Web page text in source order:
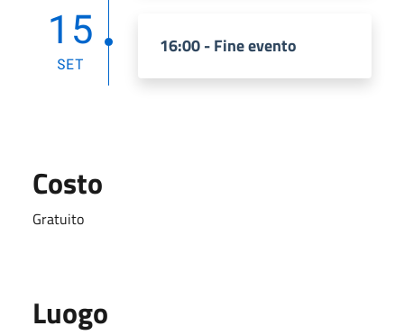
15
SET
16:00 - Fine evento
Costo
Gratuito
Luogo